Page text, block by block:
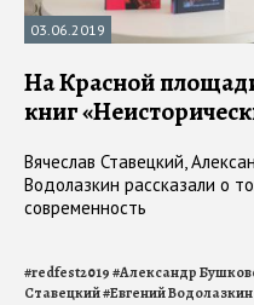
03.06.2019
На Красной
книг
Вячеслав Ставецкий,
Водолазкин рассказали о
современность
#redfest2019#Александр
Ставецкий#Евгений Водолазкин